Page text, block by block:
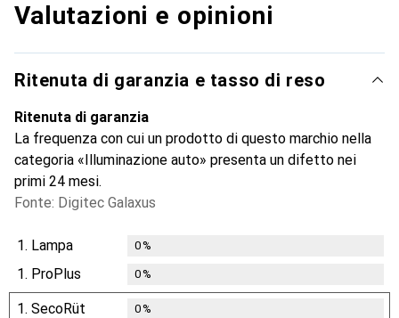
Valutazioni e opinioni
Ritenuta di garanzia e tasso di reso
Ritenuta di garanzia
La frequenza con cui un prodotto di questo marchio nella
categoria «Illuminazione auto» presenta un difetto nei
primi 24 mesi.
Fonte: Digitec Galaxus
1. Lampa 0%
1. ProPlus 0%
1. SecoRüt 0%